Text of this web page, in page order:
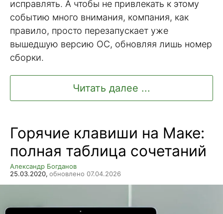
исправлять. А чтобы не привлекать к этому
событию много внимания, компания, как
правило, просто перезапускает уже
вышедшую версию ОС, обновляя лишь номер
сборки.
Читать далее ...
Горячие клавиши на Маке:
полная таблица сочетаний
Александр Богданов
25.03.2020, обновлено 07.04.2026